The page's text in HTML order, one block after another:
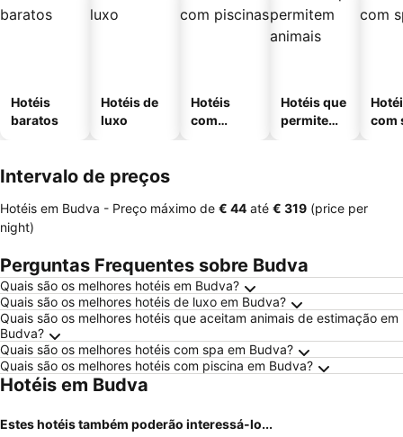
Hotéis
baratos
Hotéis de
luxo
Hotéis
com
Hotéis que
permitem
com
Intervalo de preços
Hotéis em Budva - Preço máximo de ‎€ 44 até ‎€ 319 (price per
night)
Perguntas Frequentes sobre Budva
Quais são os melhores hotéis em Budva?
Quais são os melhores hotéis de luxo em Budva?
Quais são os melhores hotéis que aceitam animais de estimação em
Budva?
Quais são os melhores hotéis com spa em Budva?
Quais são os melhores hotéis com piscina em Budva?
Hotéis em Budva
Estes hotéis também poderão interessá-lo...